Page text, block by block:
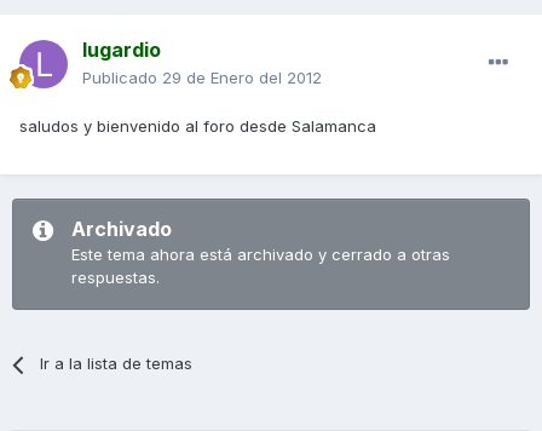
lugardio
Publicado 29 de Enero del 2012
saludos y bienvenido al foro desde Salamanca
Archivado
Este tema ahora está archivado y cerrado a otras
respuestas.
Ir a la lista de temas